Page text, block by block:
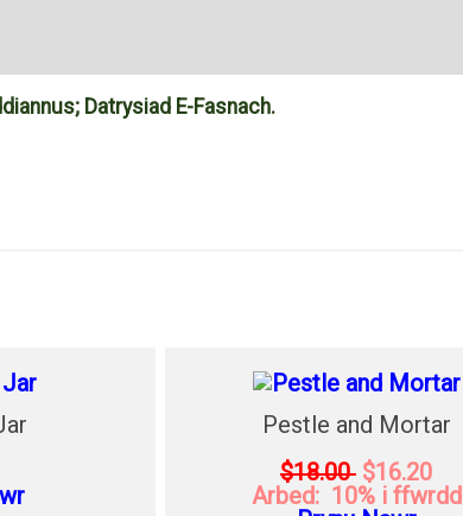
Datrysiad E-Fasnach.
Pestle and Mortar
$18.00 $16.20
Arbed: 10% i ffwrdd